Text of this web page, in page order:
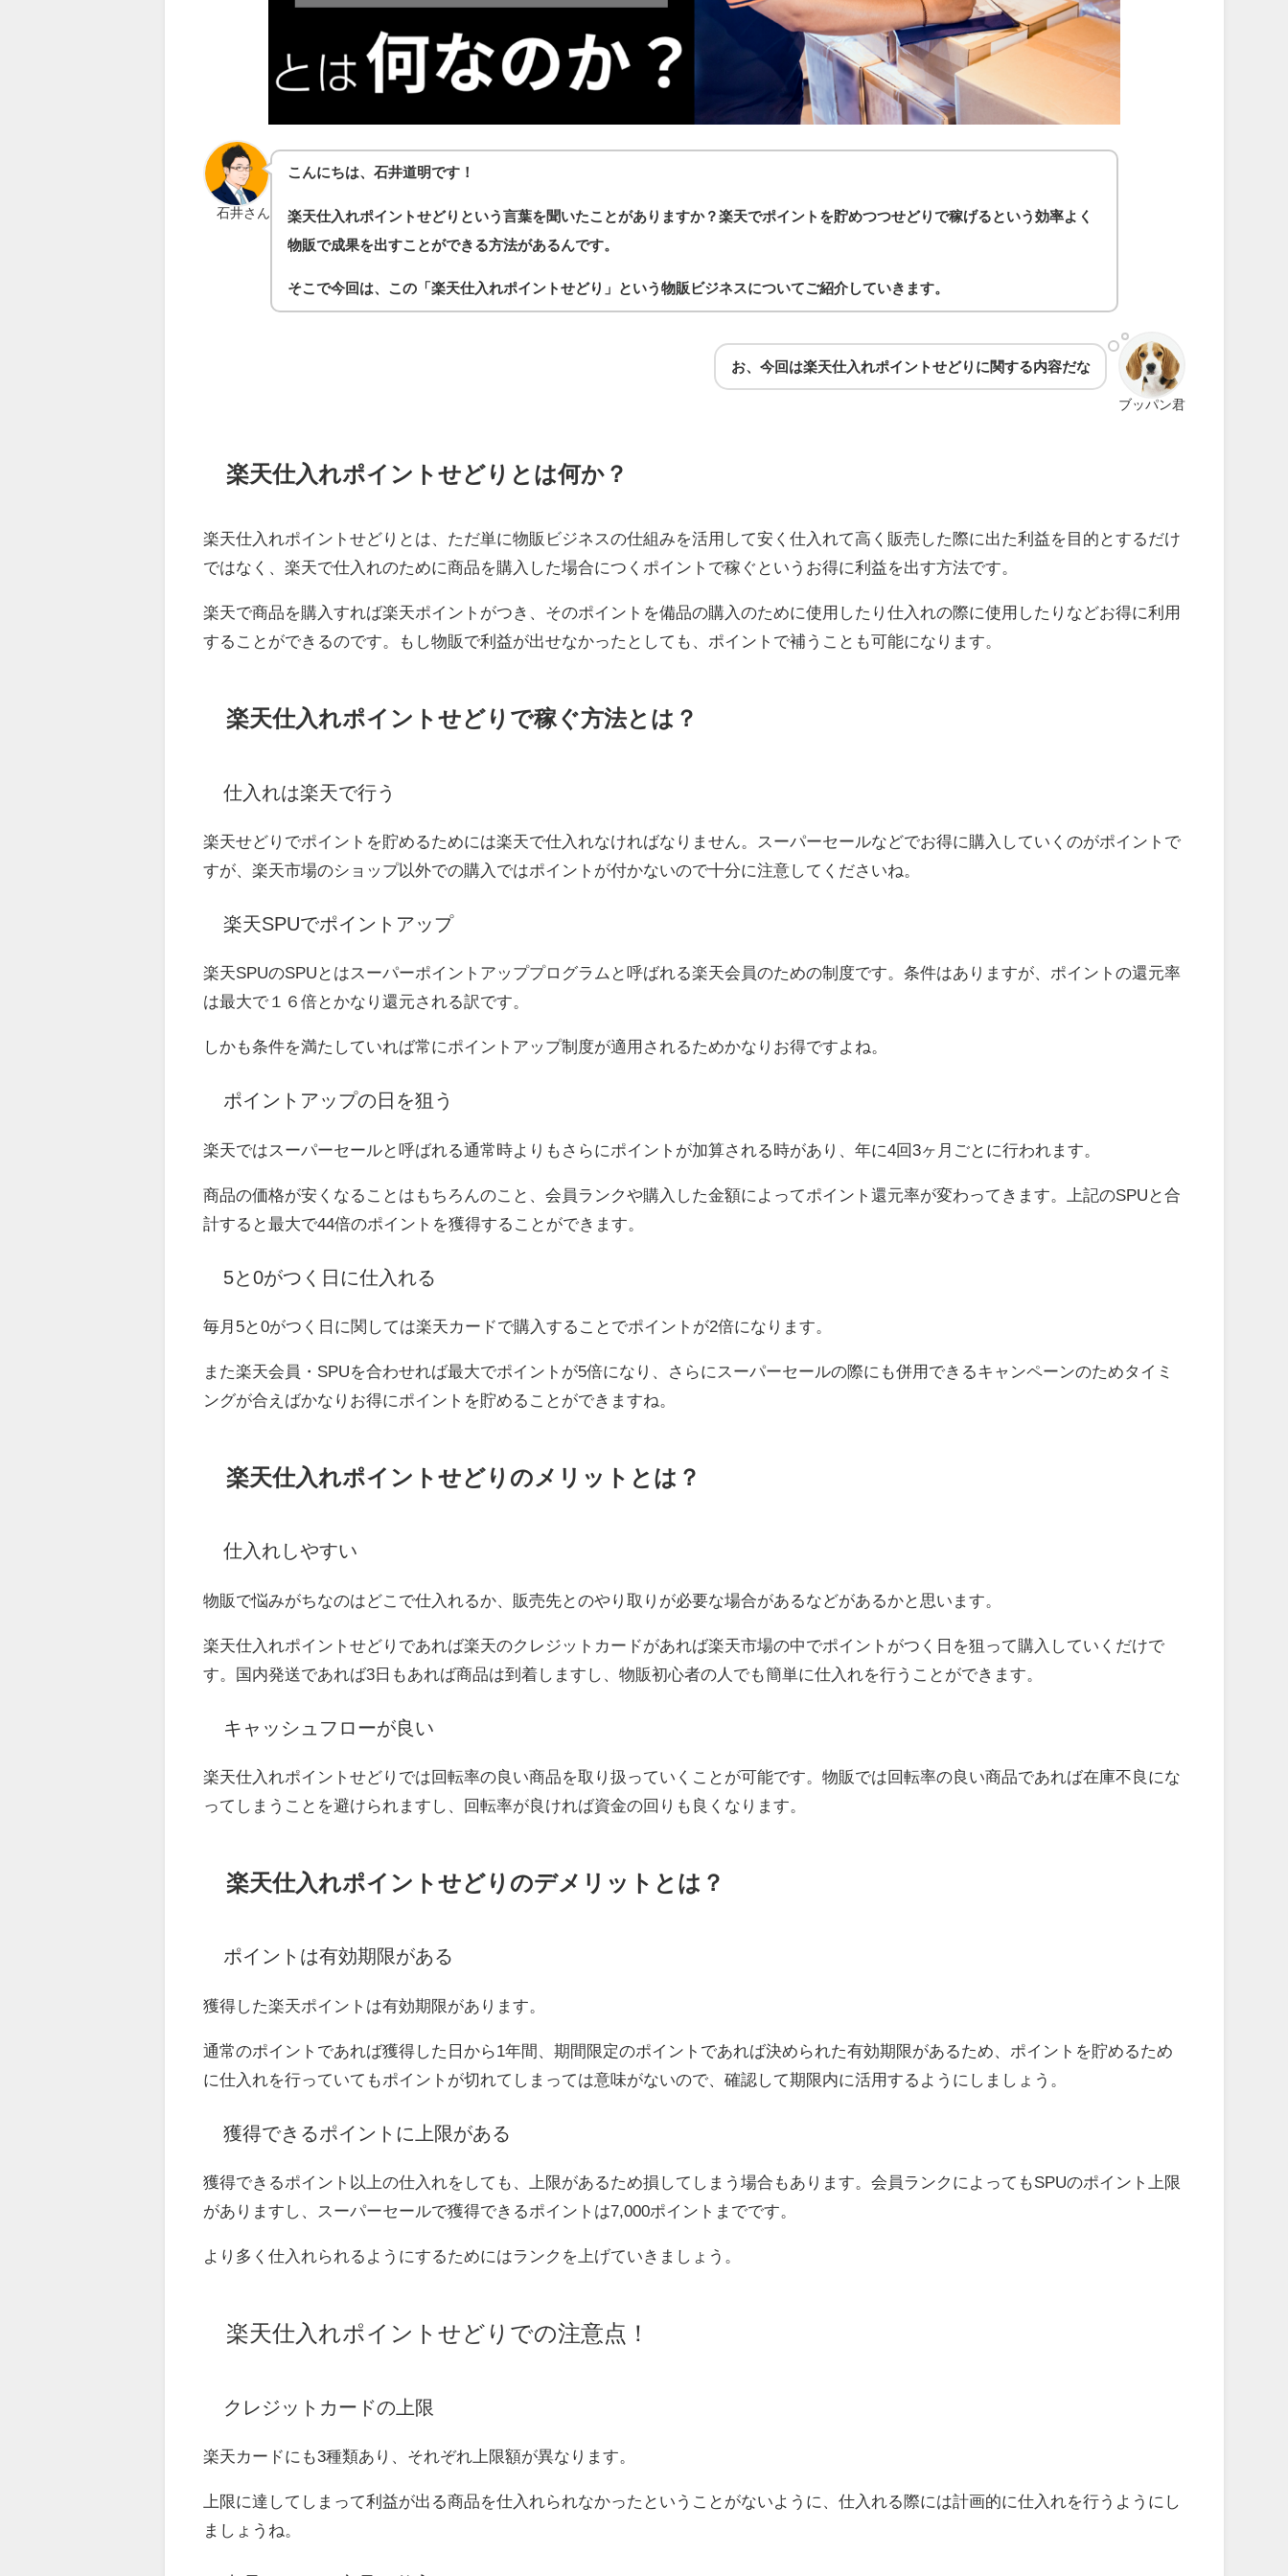
石井さん
こんにちは、石井道明です！
楽天仕入れポイントせどりという言葉を聞いたことがありますか？楽天でポイントを貯めつつせどりで稼げるという効率よく
物販で成果を出すことができる方法があるんです。
そこで今回は、この「楽天仕入れポイントせどり」という物販ビジネスについてご紹介していきます。
ブッパン君
お、今回は楽天仕入れポイントせどり に関する内容だな
楽天仕入れポイントせどりとは何か？
楽天仕入れポイントせどりとは、ただ単に物販ビジネスの仕組みを活用して安く仕入れて高く販売した際に出た利益を目的とするだけ
ではなく、楽天で仕入れのために商品を購入した場合につくポイントで稼ぐというお得に利益を出す方法です。
楽天で商品を購入すれば楽天ポイントがつき、そのポイントを備品の購入のために使用したり仕入れの際に使用したりなどお得に利用
することができるのです。もし物販で利益が出せなかったとしても、ポイントで補うことも可能になります。
楽天仕入れポイントせどりで稼ぐ方法とは？
仕入れは楽天で行う
楽天せどりでポイントを貯めるためには楽天で仕入れなければなりません。スーパーセールなどでお得に購入していくのがポイントで
すが、楽天市場のショップ以外での購入ではポイントが付かないので十分に注意してくださいね。
楽天SPUでポイントアップ
楽天SPUのSPUとはスーパーポイントアッププログラムと呼ばれる楽天会員のための制度です。条件はありますが、ポイントの還元率
は最大で１６倍とかなり還元される訳です。
しかも条件を満たしていれば常にポイントアップ制度が適用されるためかなりお得ですよね。
ポイントアップの日を狙う
楽天ではスーパーセールと呼ばれる通常時よりもさらにポイントが加算される時があり、年に4回3ヶ月ごとに行われます。
商品の価格が安くなることはもちろんのこと、会員ランクや購入した金額によってポイント還元率が変わってきます。上記のSPUと合
計すると最大で44倍のポイントを獲得することができます。
5と0がつく日に仕入れる
毎月5と0がつく日に関しては楽天カードで購入することでポイントが2倍になります。
また楽天会員・SPUを合わせれば最大でポイントが5倍になり、さらにスーパーセールの際にも併用できるキャンペーンのためタイミ
ングが合えばかなりお得にポイントを貯めることができますね。
楽天仕入れポイントせどりのメリットとは？
仕入れしやすい
物販で悩みがちなのはどこで仕入れるか、販売先とのやり取りが必要な場合があるなどがあるかと思います。
楽天仕入れポイントせどりであれば楽天のクレジットカードがあれば楽天市場の中でポイントがつく日を狙って購入していくだけで
す。国内発送であれば3日もあれば商品は到着しますし、物販初心者の人でも簡単に仕入れを行うことができます。
キャッシュフローが良い
楽天仕入れポイントせどりでは回転率の良い商品を取り扱っていくことが可能です。物販では回転率の良い商品であれば在庫不良にな
ってしまうことを避けられますし、回転率が良ければ資金の回りも良くなります。
楽天仕入れポイントせどりのデメリットとは？
ポイントは有効期限がある
獲得した楽天ポイントは有効期限があります。
通常のポイントであれば獲得した日から1年間、期間限定のポイントであれば決められた有効期限があるため、ポイントを貯めるため
に仕入れを行っていてもポイントが切れてしまっては意味がないので、確認して期限内に活用するようにしましょう。
獲得できるポイントに上限がある
獲得できるポイント以上の仕入れをしても、上限があるため損してしまう場合もあります。会員ランクによってもSPUのポイント上限
がありますし、スーパーセールで獲得できるポイントは7,000ポイントまでです。
より多く仕入れられるようにするためにはランクを上げていきましょう。
楽天仕入れポイントせどりでの注意点！
クレジットカードの上限
楽天カードにも3種類あり、それぞれ上限額が異なります。
上限に達してしまって利益が出る商品を仕入れられなかったということがないように、仕入れる際には計画的に仕入れを行うようにし
ましょうね。